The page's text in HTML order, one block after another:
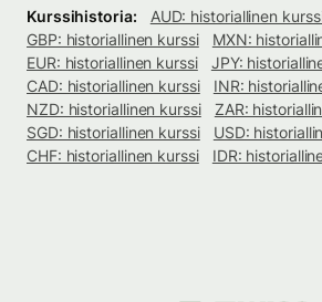
Kurssihistoria:
AUD: historiallinen
GBP: historiallinen kurssi
MXN:
EUR: historiallinen kurssi
JPY:
CAD: historiallinen kurssi
INR:
NZD: historiallinen kurssi
ZAR:
SGD: historiallinen kurssi
USD:
CHF: historiallinen kurssi
IDR: